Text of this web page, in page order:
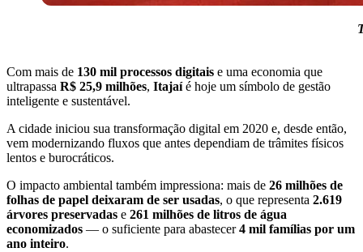
Com mais de 130 mil processos digitais e uma economia que
ultrapassa R$ 25,9 milhões, Itajaíé hoje um símbolo de gestão
inteligente e sustentável.
A cidade iniciou sua transformação digital em 2020 e, desde então,
vem modernizando fluxos que antes dependiam de trâmites físicos
lentos e burocráticos.
O impacto ambiental também impressiona: mais de 26 milhões de
folhas de papel deixaram de ser usadas, o que representa 2.619
árvores preservadas e 261 milhões de litros de água
economizados — o suficiente para abastecer4 mil famílias por um
ano inteiro.